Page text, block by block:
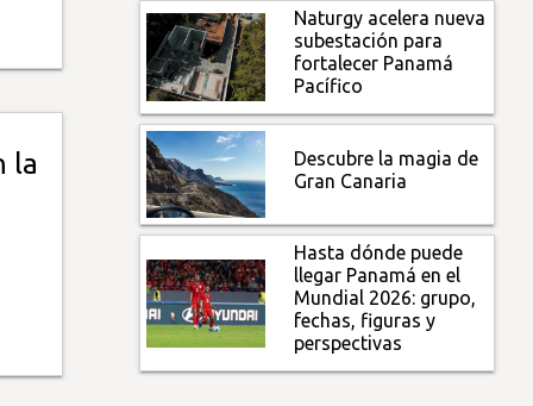
la
Naturgy acelera nueva
subestación para
fortalecer Panamá
Pacífico
Descubre la magia de
Gran Canaria
Hasta dónde puede
llegar Panamá en el
Mundial 2026: grupo,
fechas, figuras y
perspectivas